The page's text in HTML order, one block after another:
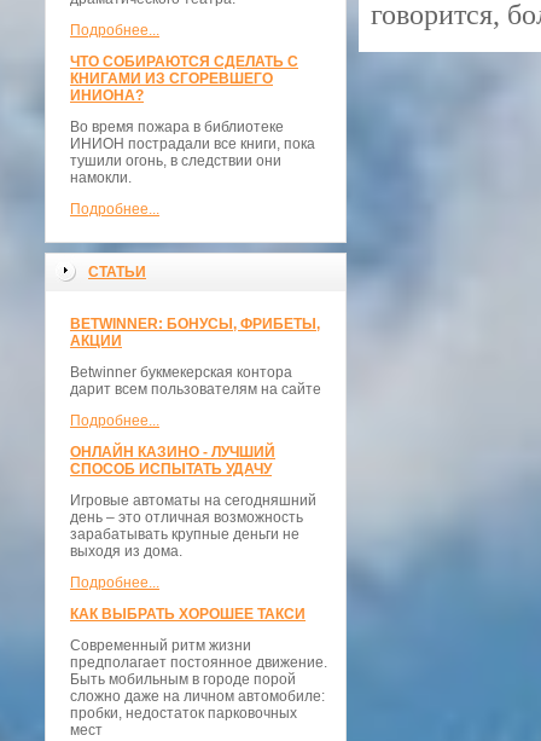
Подробнее...
ЧТО СОБИРАЮТСЯ СДЕЛАТЬ С
КНИГАМИ ИЗ СГОРЕВШЕГО
ИНИОНА?
Во время пожара в библиотеке
ИНИОН пострадали все книги, пока
тушили огонь, в следствии они
намокли.
Подробнее...
СТАТЬИ
BETWINNER: БОНУСЫ, ФРИБЕТЫ,
АКЦИИ
Betwinner букмекерская контора
дарит всем пользователям на сайте
Подробнее...
ОНЛАЙН КАЗИНО - ЛУЧШИЙ
СПОСОБ ИСПЫТАТЬ УДАЧУ
Игровые автоматы на сегодняшний
день – это отличная возможность
зарабатывать крупные деньги не
выходя из дома.
Подробнее...
КАК ВЫБРАТЬ ХОРОШЕЕ ТАКСИ
Современный ритм жизни
предполагает постоянное движение.
Быть мобильным в городе порой
сложно даже на личном автомобиле:
пробки, недостаток парковочных
мест
говорится,